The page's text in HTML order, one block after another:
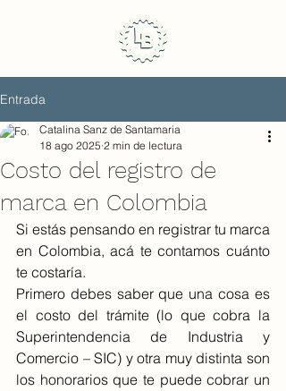
Entrada
Costo del registro de
marca en Colombia
Catalina Sanz de Santamaria
18 ago 2025 2 min de lectura
Si estás pensando en registrar tu marca
en Colombia, acá te contamos cuánto
te costaría.
Primero debes saber que una cosa es
el costo del trámite (lo que cobra la
Superintendencia de Industria y
Comercio – SIC) y otra muy distinta son
los honorarios que te puede cobrar un